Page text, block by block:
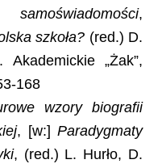
,
szkoła? (red.) D.
„Żak”,
168
wzory biografii
, [w:]Paradygmaty
, (red.) L. Hurło, D.